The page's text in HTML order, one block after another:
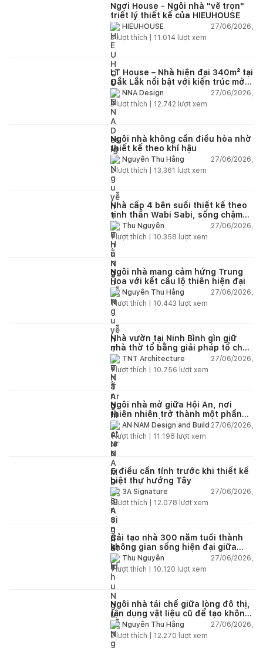
Ngơi House - Ngôi nhà "vẽ trọn"
triết lý thiết kế của HIEUHOUSE
HIEUHOUSE
27/06/2026,
3lượt thích | 11.014 lượt xem
LT House – Nhà hiện đại 340m² tại
Đắk Lắk nổi bật với kiến trúc mở
và hệ sân vườn kết nối thiên
nhiên
NNA Design
27/06/2026,
3lượt thích | 12.742 lượt xem
Ngôi nhà không cần điều hòa nhờ
thiết kế theo khí hậu
Nguyễn Thu Hằng
27/06/2026,
2lượt thích | 13.361 lượt xem
Nhà cấp 4 bên suối thiết kế theo
tinh thần Wabi Sabi, sống chậm
giữa thiên nhiên
Thu Nguyễn
27/06/2026,
1lượt thích | 10.358 lượt xem
Ngôi nhà mang cảm hứng Trung
Hoa với kết cấu lộ thiên hiện đại
Nguyễn Thu Hằng
27/06/2026,
1lượt thích | 10.443 lượt xem
Nhà vườn tại Ninh Bình gìn giữ
nhà thờ tổ bằng giải pháp tổ chức
lại không gian
TNT Architecture
27/06/2026,
1lượt thích | 10.756 lượt xem
Ngôi nhà mở giữa Hội An, nơi
thiên nhiên trở thành một phần
của cuộc sống
AN NAM Design and Build 27/06/2026,
1lượt thích | 11.198 lượt xem
5 điều cần tính trước khi thiết kế
biệt thự hướng Tây
3A Signature
27/06/2026,
2lượt thích | 12.078 lượt xem
Cải tạo nhà 300 năm tuổi thành
không gian sống hiện đại giữa
thiên nhiên
Thu Nguyễn
27/06/2026,
1lượt thích | 10.120 lượt xem
Ngôi nhà tái chế giữa lòng đô thị,
tận dụng vật liệu cũ để tạo không
gian sống linh hoạt
Nguyễn Thu Hằng
27/06/2026,
2lượt thích | 12.270 lượt xem